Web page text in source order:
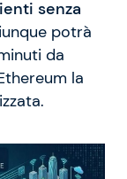
senza
potrà
da
la